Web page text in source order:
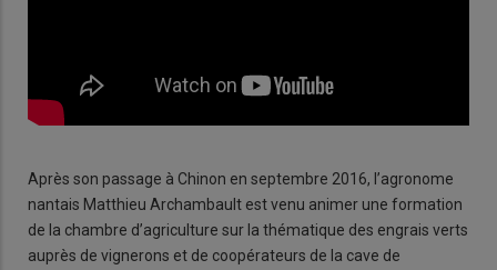
Après son passage à Chinon en septembre 2016, l’agronome
nantais Matthieu Archambault est venu animer une formation
de la chambre d’agriculture sur la thématique des engrais verts
auprès de vignerons et de coopérateurs de la cave de